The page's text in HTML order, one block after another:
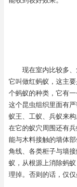
现在室内比较多
它叫做红蚂蚁，这主
个蚂蚁的种类，它有
这个昆虫组织里面有
蚁王、工蚁、兵蚁来
在它的蚁穴周围还有
能与木料接触的墙体
角线、各类柜子与墙
蚁，从根源上消除蚂
理掉。否则的话，仅